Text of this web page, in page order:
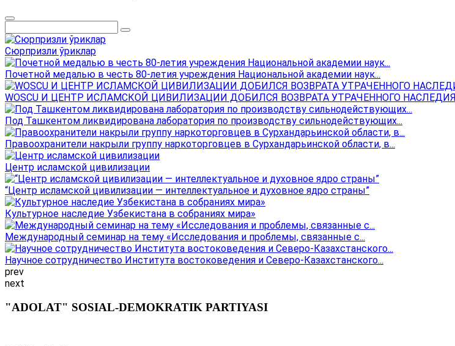
Сюрпризли ўриклар
Почетной медалью в честь 80-летия учреждения Национальной академии наук...
WOSCU И ЦЕНТР ИСЛАМСКОЙ ЦИВИЛИЗАЦИИ ДОБИЛСЯ ВОЗВРАТА УТРАЧЕННОГО НАСЛЕДИЯ
Под Ташкентом ликвидирована лаборатория по производству сильнодействующих...
Правоохранители накрыли группу наркоторговцев в Сурхандарьинской области, в...
Центр исламской цивилизации
“Центр исламской цивилизации — интеллектуальное и духовное ядро страны”
Культурное наследие Узбекистана в собраниях мира»
Международный семинар на тему «Исследования и проблемы, связанные с...
Научное сотрудничество Института востоковедения и Северо-Казахстанского...
prev
next
"ADOLAT" SOSIAL-DEMOKRATIK PARTIYASI